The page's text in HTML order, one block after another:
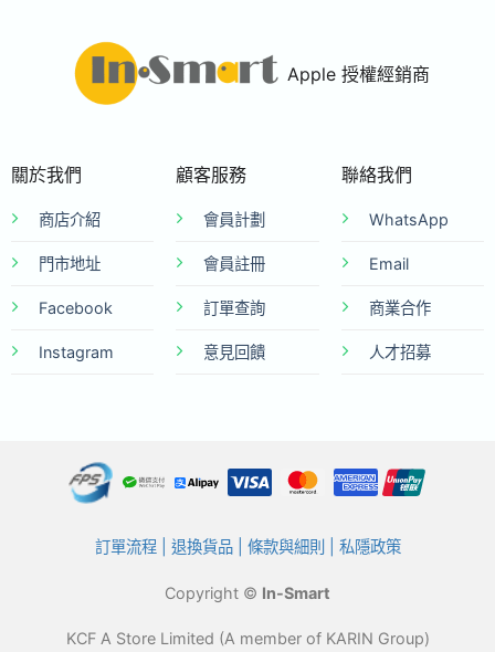
Apple 授權經銷商
關於我們
商店介紹
門市地址
Facebook
Instagram
顧客服務
會員計劃
會員註冊
訂單查詢
意見回饋
聯絡我們
WhatsApp
Email
商業合作
人才招募
訂單流程| 退換貨品| 條款與細則 私隱政策
Copyright © In-Smart
KCF A Store Limited (A member of KARIN Group)